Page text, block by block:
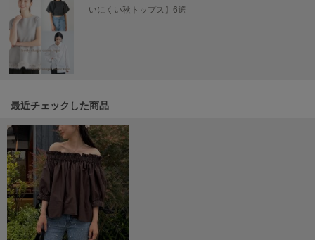
モワージュ
MUCHA
ミュシャ
NEW Balance
ニューバランス
nezu
ネズ
NIKE
ナイキ
NOWNS
ナウンス
いにくい秋トップス】6選
最近チェックした商品